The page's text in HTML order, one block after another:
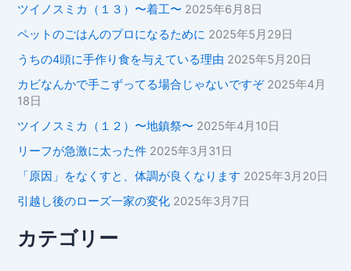
ツイノスミカ（１３）〜着工〜 2025年6月8日
ペットのごはんのプロになるために 2025年5月29日
うちの4頭に手作り食を与えている理由 2025年5月20日
カビなんかで手こずってる場合じゃないですぞ 2025年4月
18日
ツイノスミカ（１２）〜地鎮祭〜 2025年4月10日
リーフが急激に太った件 2025年3月31日
「原因」をなくすと、体調が良くなります 2025年3月20日
引越し後のローズ一家の変化 2025年3月7日
カテゴリー